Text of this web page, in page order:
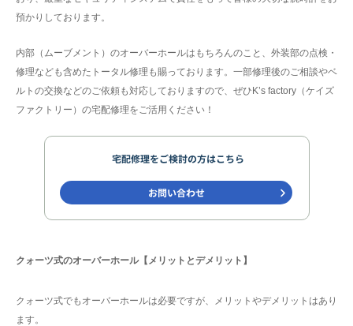
預かりしております。
内部（ムーブメント）のオーバーホールはもちろんのこと、外装部の点検・
修理なども含めたトータル修理も賜っております。一部修理後のご相談やベ
ルトの交換などのご依頼も対応しておりますので、ぜひK’s factory（ケイズ
ファクトリー）の宅配修理をご活用ください！
クォーツ式のオーバーホール【メリットとデメリット】
クォーツ式でもオーバーホールは必要ですが、メリットやデメリットはあり
ます。